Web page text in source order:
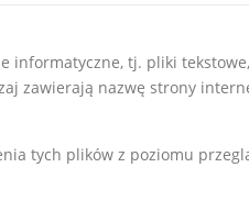
informatyczne, tj. pliki
zawierają nazwę strony
tych plików z poziomu